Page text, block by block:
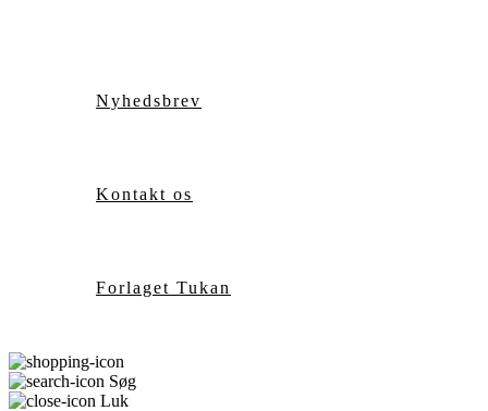
Nyhedsbrev
Kontakt os
Forlaget Tukan
Søg
Luk